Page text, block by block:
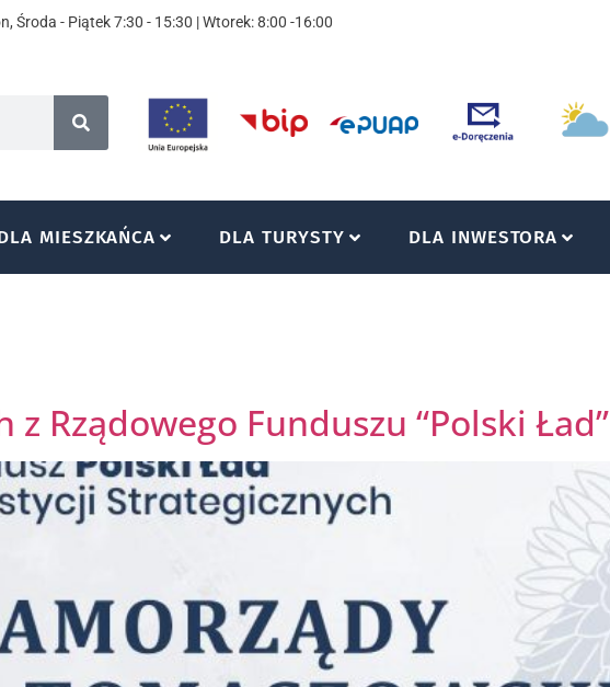
Środa - Piątek 7:30 - 15:30 | Wtorek: 8:00 -16:00
MIESZKAŃCA DLA TURYSTY DLA INWESTORA
Rządowego Funduszu “Polski Ład”